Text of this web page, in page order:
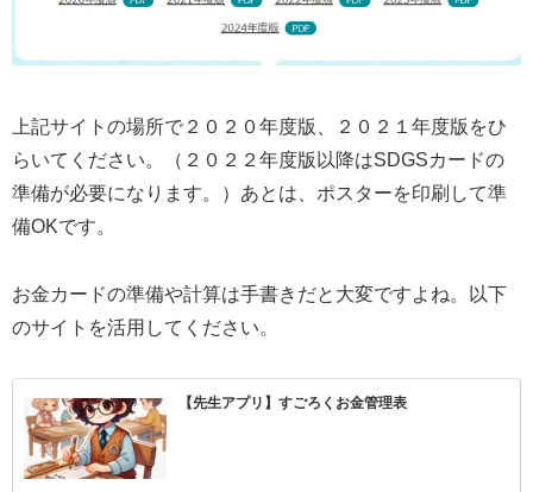
上記サイトの場所で２０２０年度版、２０２１年度版をひ
らいてください。（２０２２年度版以降はSDGSカードの
準備が必要になります。）あとは、ポスターを印刷して準
備OKです。
お金カードの準備や計算は手書きだと大変ですよね。以下
のサイトを活用してください。
【先生アプリ】すごろくお金管理表